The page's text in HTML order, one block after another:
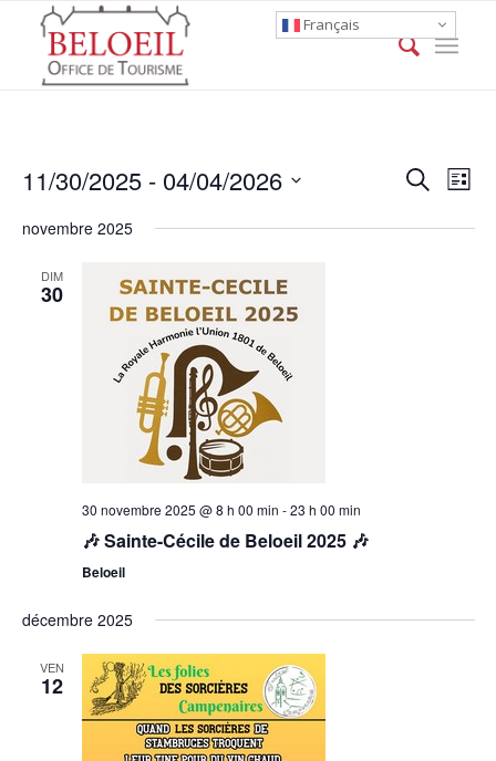
Events
Search
List
11/30/2025 - 04/04/2026
date.
novembre 2025
DIM
30
30 novembre 2025 @ 8 h 00 min -23 h 00 min
🎶 Sainte-Cécile de Beloeil 2025 🎶
Beloeil
décembre 2025
VEN
12
Français